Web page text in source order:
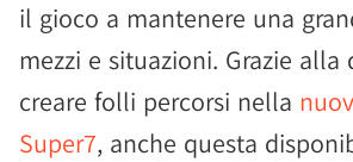
il gioco a mantenere una
mezzi e situazioni. Grazie
creare folli percorsi nella
Super7, anche questa